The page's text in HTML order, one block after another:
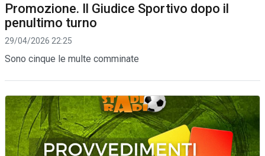
Promozione. Il Giudice Sportivo dopo il
penultimo turno
29/04/2026 22:25
Sono cinque le multe comminate